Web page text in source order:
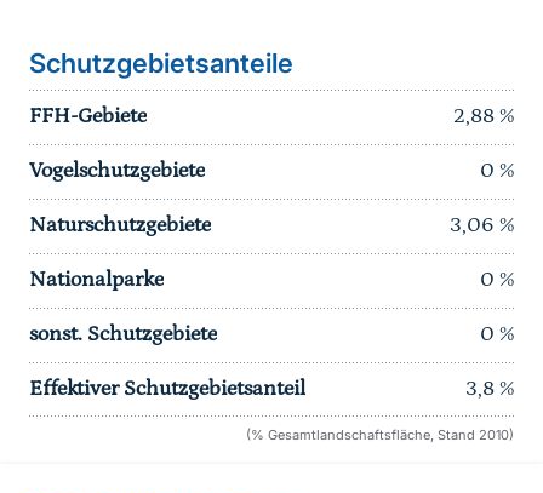
Schutzgebietsanteile
FFH-Gebiete 2,88 %
Vogelschutzgebiete 0 %
Naturschutzgebiete 3,06 %
Nationalparke 0 %
sonst. Schutzgebiete 0 %
Effektiver Schutzgebietsanteil 3,8 %
(% Gesamtlandschaftsfläche, Stand 2010)